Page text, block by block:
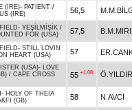
(IRE)- PATIENT /
(IRE)
56,5
- YEŞİLMİŞİK /
FOR (USA)
57,5
- STILL LOVIN
HEART (USA) 57
(USA)- LOVE
/ CAPE CROSS
55 +1.00
- HOLY OF THEIA
(GB) 58 N.AVCİ